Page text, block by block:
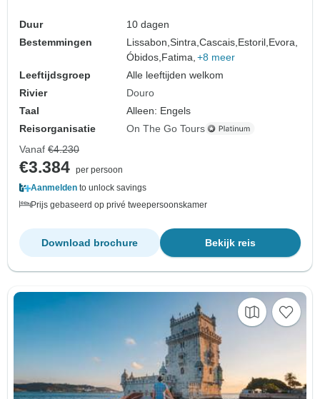
Duur
10 dagen
Bestemmingen
Lissabon,Sintra,Cascais, Estoril, Evora,
Óbidos, Fatima, +8 meer
Leeftijdsgroep
Alle leeftijden welkom
Rivier
Douro
Taal
Alleen: Engels
Reisorganisatie
On The Go Tours
Vanaf €4.230
€3.384 per persoon
Aanmelden to unlock savings
Prijs gebaseerd op privé tweepersoonskamer
Bekijk reis
Download brochure